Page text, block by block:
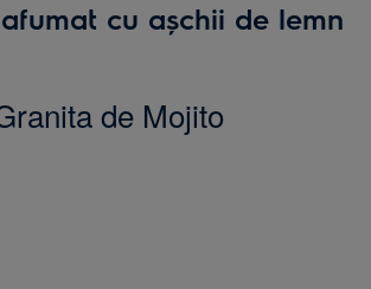
cu așchii de lemn
de Mojito